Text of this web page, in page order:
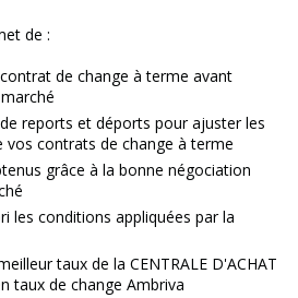
de :
de change à terme avant
reports et déports pour ajuster les
vos contrats de change à terme
grâce à la bonne négociation
les conditions appliquées par la
taux de la CENTRALE D'ACHAT
taux de change Ambriva